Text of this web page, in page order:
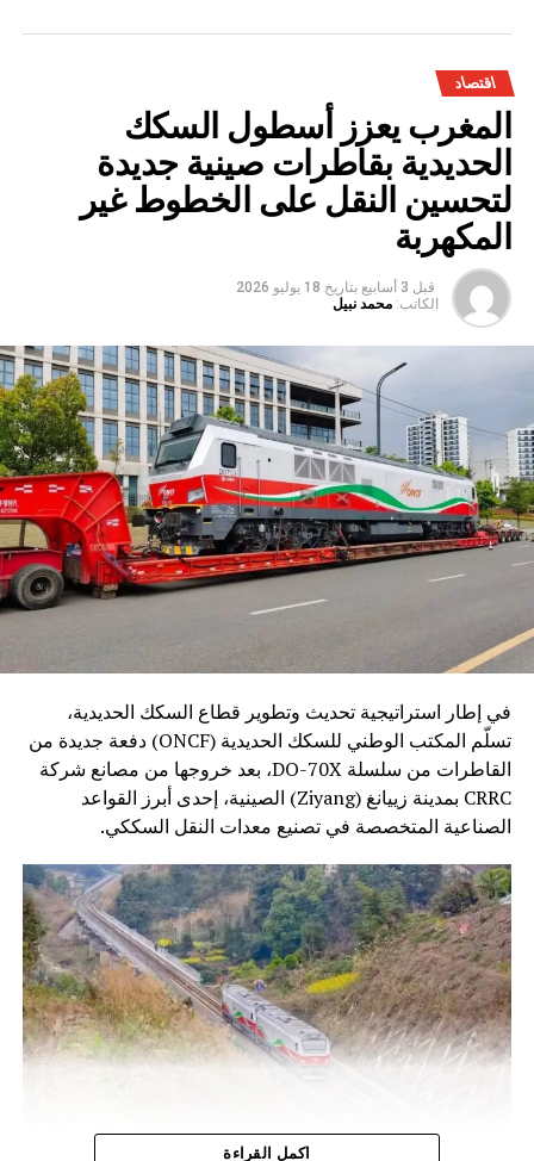
اقتصاد
المغرب يعزز أسطول السكك
الحديدية بقاطرات صينية جديدة
لتحسين النقل على الخطوط غير
المكهربة
قبل 3 أسابيع بتاريخ 18 يوليو 2026
الكاتب: محمد نبيل
في إطار استراتيجية تحديث وتطوير قطاع السكك الحديدية،
تسلّم المكتب الوطني للسكك الحديدية (ONCF) دفعة جديدة من
القاطرات من سلسلة DO-70X، بعد خروجها من مصانع شركة
CRRC بمدينة زييانغ (Ziyang) الصينية، إحدى أبرز القواعد
الصناعية المتخصصة في تصنيع معدات النقل السككي.
وتندرج هذه الخطوة ضمن برنامج تحديث أسطول الجر الذي
اكمل القراءة